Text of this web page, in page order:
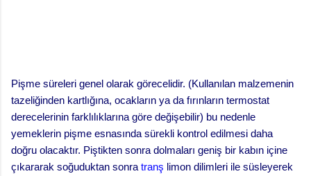
Pişme süreleri genel olarak görecelidir. (Kullanılan malzemenin
tazeliğinden kartlığına, ocakların ya da fırınların termostat
derecelerinin farklılıklarına göre değişebilir) bu nedenle
yemeklerin pişme esnasında sürekli kontrol edilmesi daha
doğru olacaktır. Piştikten sonra dolmaları geniş bir kabın içine
çıkararak soğuduktan sonra tranş limon dilimleri ile süsleyerek